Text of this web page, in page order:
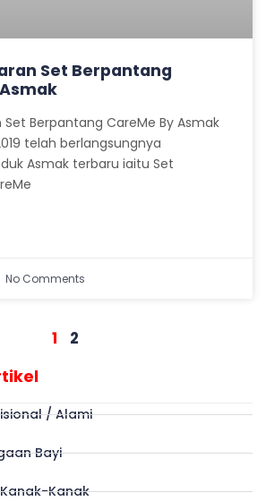
Set Berpantang
Set Berpantang CareMe By Asmak
telah berlangsungnya
Asmak terbaru iaitu Set
No Comments
1
2
/ Alami
Bayi
Kanak